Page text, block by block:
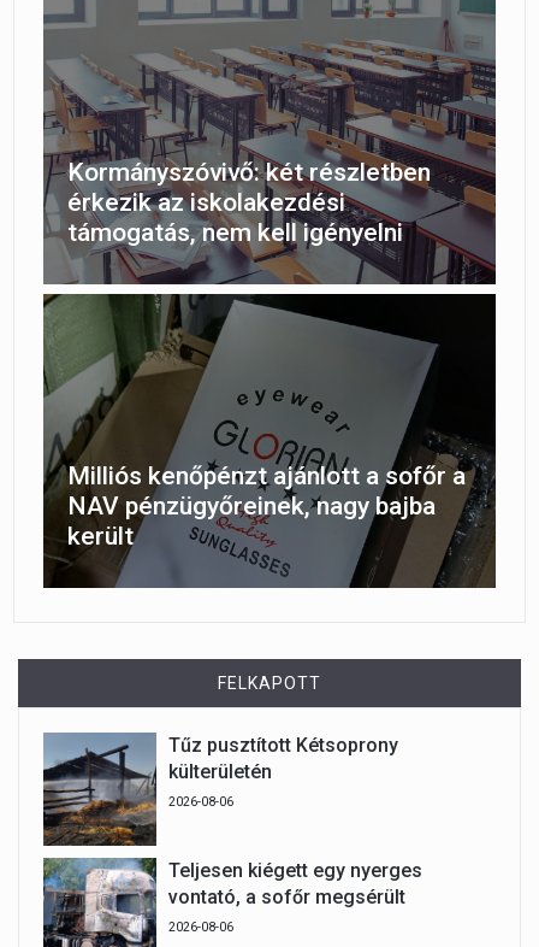
Kormányszóvivő: két részletben
érkezik az iskolakezdési
támogatás, nem kell igényelni
Milliós kenőpénzt ajánlott a sofőr a
NAV pénzügyőreinek, nagy bajba
került
FELKAPOTT
Tűz pusztított Kétsoprony
külterületén
2026-08-06
Teljesen kiégett egy nyerges
vontató, a sofőr megsérült
2026-08-06